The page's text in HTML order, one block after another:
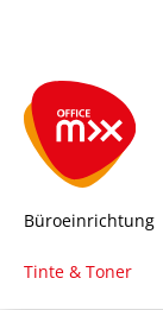
Büroeinrichtung
Tinte & Toner